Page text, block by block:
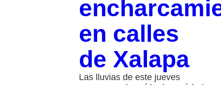
en calles
de Xalapa
Las lluvias de este jueves